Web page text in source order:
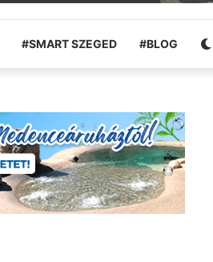
#SMART SZEGED #BLOG